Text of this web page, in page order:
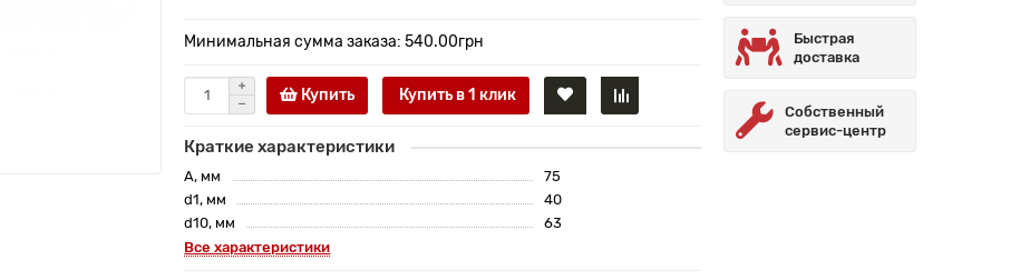
Минимальная сумма заказа: 540.00грн
Купить Купить в 1 клик
Краткие характеристики
A, мм
75
d1, мм
40
d10, мм
63
Все характеристики
Быстрая
доставка
Собственный
сервис-центр